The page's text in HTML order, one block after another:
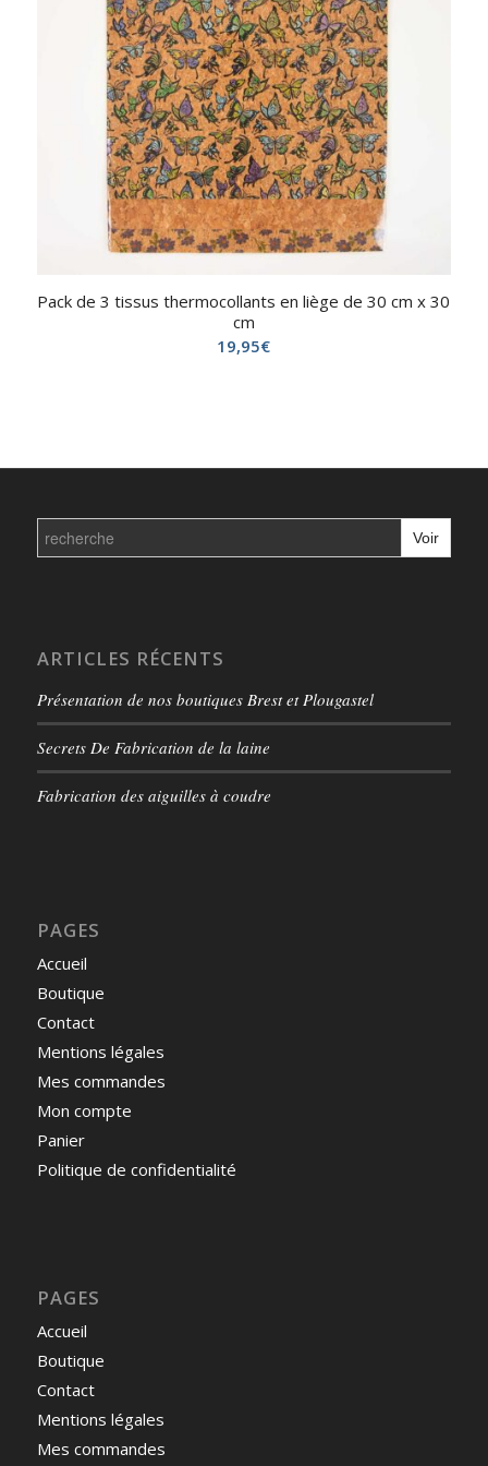
Pack de 3 tissus thermocollants en liège de 30 cm x 30
cm
19,95€
Search
for:
ARTICLES RÉCENTS
Présentation de nos boutiques Brest et Plougastel
Secrets De Fabrication de la laine
Fabrication des aiguilles à coudre
PAGES
Accueil
Boutique
Contact
Mentions légales
Mes commandes
Mon compte
Panier
Politique de confidentialité
PAGES
Accueil
Boutique
Contact
Mentions légales
Mes commandes